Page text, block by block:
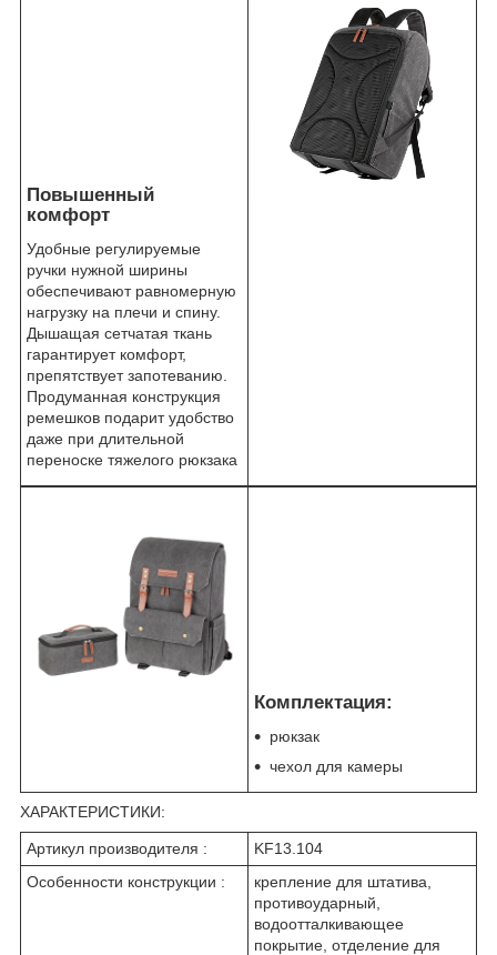
Повышенный
комфорт
Удобные регулируемые
ручки нужной ширины
обеспечивают равномерную
нагрузку на плечи и спину.
Дышащая сетчатая ткань
гарантирует комфорт,
препятствует запотеванию.
Продуманная конструкция
ремешков подарит удобство
даже при длительной
переноске тяжелого рюкзака
Комплектация:
рюкзак
чехол для камеры
ХАРАКТЕРИСТИКИ:
Артикул производителя :
KF13.104
Особенности конструкции :
крепление для штатива,
противоударный,
водоотталкивающее
покрытие, отделение для